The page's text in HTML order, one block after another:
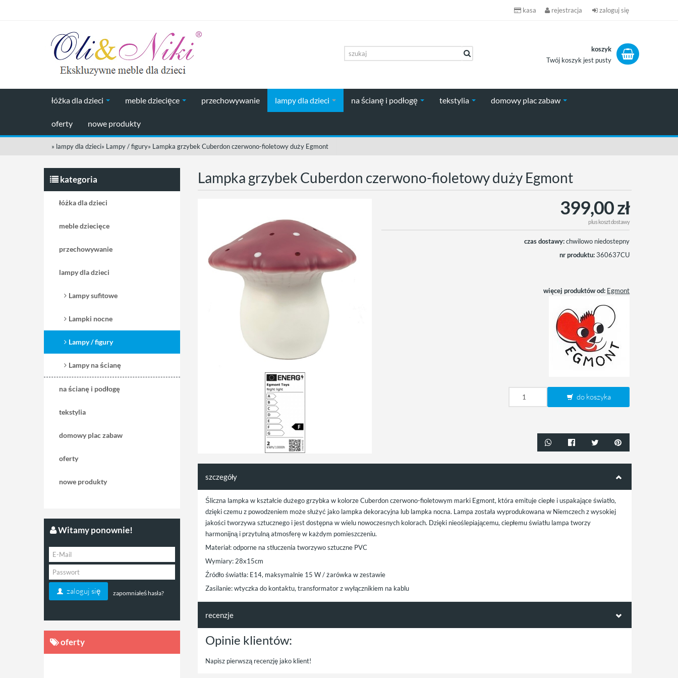
kasa rejestracja zaloguj się
koszyk
Twój koszyk jest pusty
łóżka dla dzieci meble dziecięce przechowywanie lampy dla dzieci na ścianę i podłogę tekstylia domowy plac zabaw
oferty nowe produkty
» lampy dla dzieci» Lampy / figury» Lampka grzybek Cuberdon czerwono-fioletowy duży Egmont
Lampka grzybek Cuberdon czerwono-fioletowy duży Egmont
399,00 zł
pluskoszt dostawy
czas dostawy: chwilowo niedostepny
nr produktu:360637CU
więcej produktów od: Egmont
do koszyka
szczegóły
Śliczna lampka w kształcie dużego grzybka w kolorze Cuberdon czerwono-fioletowym marki Egmont, która emituje ciepłe i uspakające światło,
dzięki czemu z powodzeniem może służyć jako lampka dekoracyjna lub lampka nocna. Lampa została wyprodukowana w Niemczech z wysokiej
jakości tworzywa sztucznego i jest dostępna w wielu nowoczesnych kolorach. Dzięki nieoślepiającemu, ciepłemu światłu lampa tworzy
harmonijną i przytulną atmosferę w każdym pomieszczeniu.
Materiał: odporne na stłuczenia tworzywo sztuczne PVC
Wymiary: 28x15cm
Źródło światła: E14, maksymalnie 15 W / żarówka w zestawie
Zasilanie: wtyczka do kontaktu, transformator z wyłącznikiem na kablu
recenzje
Opinie klientów:
Napisz pierwszą recenzję jako klient!
kategoria
łóżka dla dzieci
meble dziecięce
przechowywanie
lampy dla dzieci
Lampy sufitowe
Lampki nocne
Lampy / figury
Lampy na ścianę
na ścianę i podłogę
tekstylia
domowy plac zabaw
oferty
nowe produkty
Witamy ponownie!
zaloguj się zapomniałeś hasła?
oferty